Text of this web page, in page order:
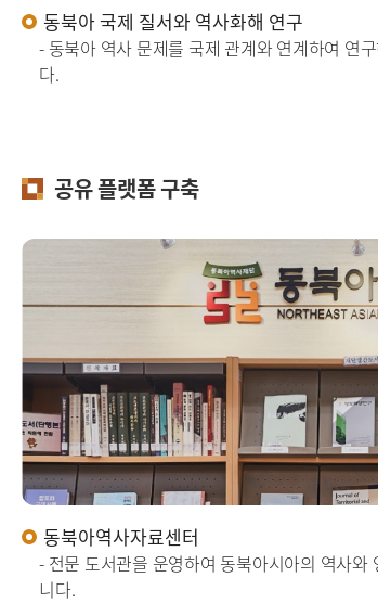
동북아 국제 질서와 역사화해 연구
- 동북아 역사 문제를 국제 관계와 연계하여 연
다.
공유 플랫폼 구축
동북아역사자료센터
- 전문 도서관을 운영하여 동북아시아의 역사
니다.